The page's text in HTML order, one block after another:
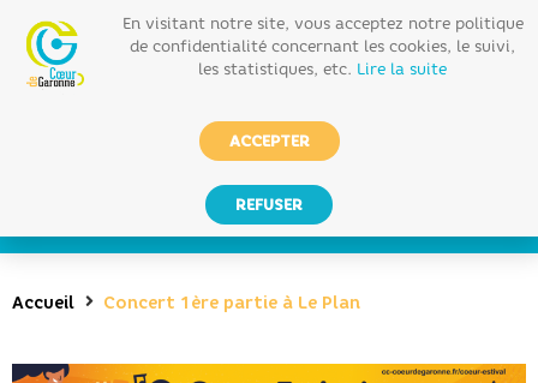
Accueil Concert 1ère partie à Le Plan
En visitant notre site, vous acceptez notre politique
de confidentialité concernant les cookies, le suivi,
les statistiques, etc. Lire la suite
ACCEPTER
REFUSER